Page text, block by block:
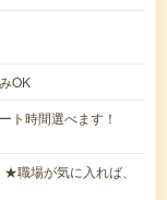
OK
時間選べます！
場が気に入れば、